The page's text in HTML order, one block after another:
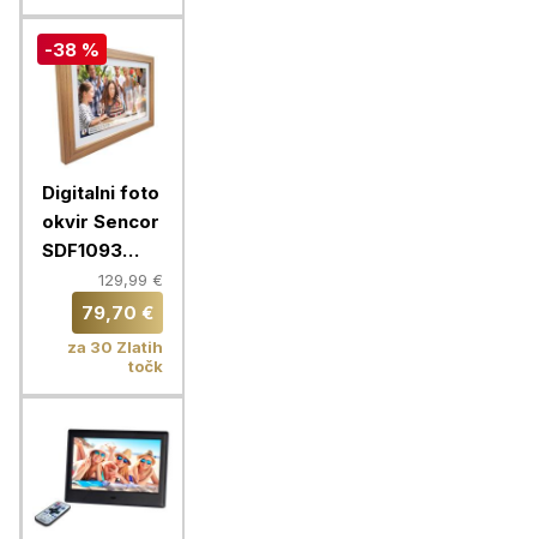
-38 %
Digitalni foto
okvir Sencor
SDF1093
WIFI, svetlo
129,99 €
79,70 €
za 30 Zlatih
točk